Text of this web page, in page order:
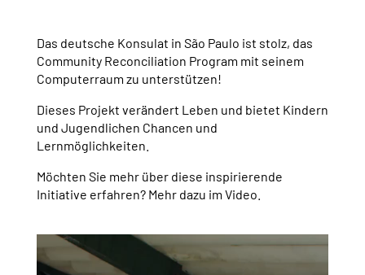
Das deutsche Konsulat in São Paulo ist stolz, das
Community Reconciliation Program mit seinem
Computerraum zu unterstützen!
Dieses Projekt verändert Leben und bietet Kindern
und Jugendlichen Chancen und
Lernmöglichkeiten.
Möchten Sie mehr über diese inspirierende
Initiative erfahren? Mehr dazu im Video.
Video-
Player